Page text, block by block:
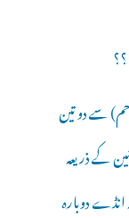
دانی (رحم) سے دو تین
کے ذریعہ
دوبارہ